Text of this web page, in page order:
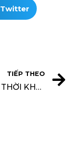
Twitter
TIẾP THEO
XÂY NHÀ THỜI KHỦNG HOẢNG: NÊN HAY KHÔNG